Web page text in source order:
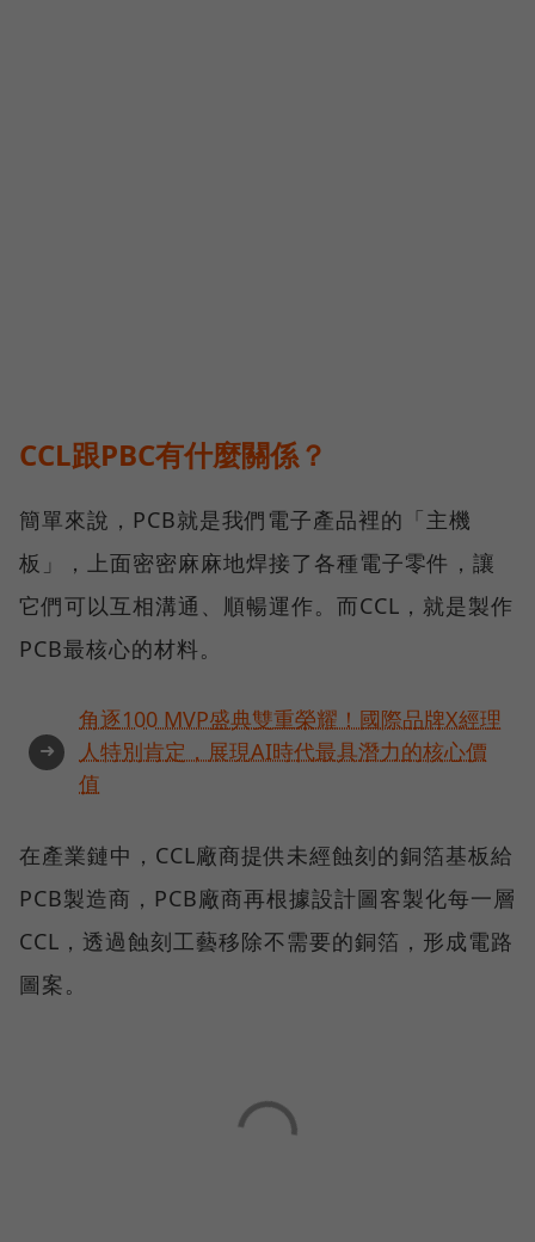
CCL跟PBC有什麼關係？
簡單來說，PCB就是我們電子產品裡的「主機
板」，上面密密麻麻地焊接了各種電子零件，讓
它們可以互相溝通、順暢運作。而CCL，就是製作
PCB最核心的材料。
➜
角逐100 MVP盛典雙重榮耀！國際品牌X經理
人特別肯定，展現AI時代最具潛力的核心價
值
在產業鏈中，CCL廠商提供未經蝕刻的銅箔基板給
PCB製造商，PCB廠商再根據設計圖客製化每一層
CCL，透過蝕刻工藝移除不需要的銅箔，形成電路
圖案。